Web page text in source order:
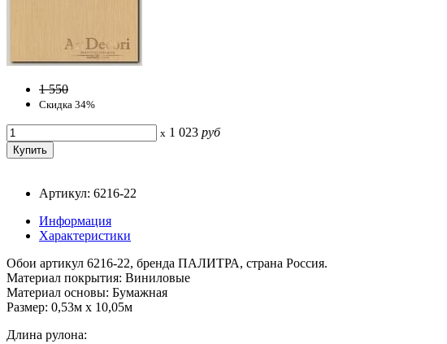
1 550
Скидка 34%
x 1 023 руб
Артикул: 6216-22
Информация
Характеристики
Обои артикул 6216-22, бренда ПАЛИТРА, страна Россия.
Материал покрытия: Виниловые
Материал основы: Бумажная
Размер: 0,53м x 10,05м
Длина рулона: